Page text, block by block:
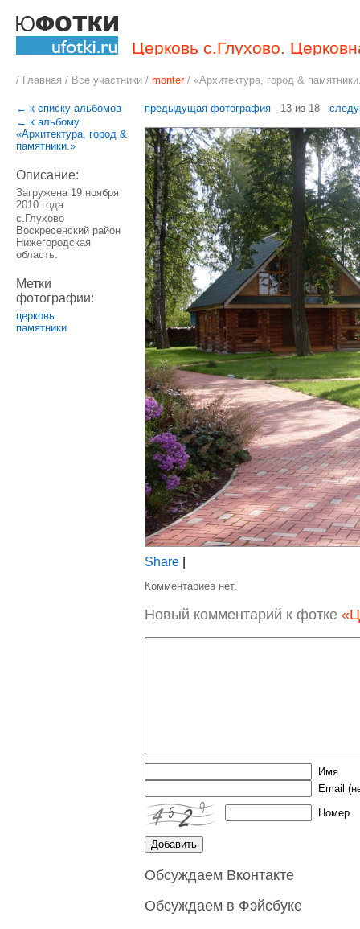
Церковь с.Глухово.
/ Главная / Все участники / monter/ «Архитектура, город &
← к списку альбомов
← к альбому
«Архитектура, город &
памятники.»
Описание:
Загружена 19 ноября
2010 года
с.Глухово
Воскресенский район
Нижегородская
область.
Метки
фотографии:
церковь
памятники
предыдущая фотография13 из 18
Share
Комментариев нет.
Новый комментарий к фотке
Имя
Email
Номер
Обсуждаем Вконтакте
Обсуждаем в Фэйсбуке